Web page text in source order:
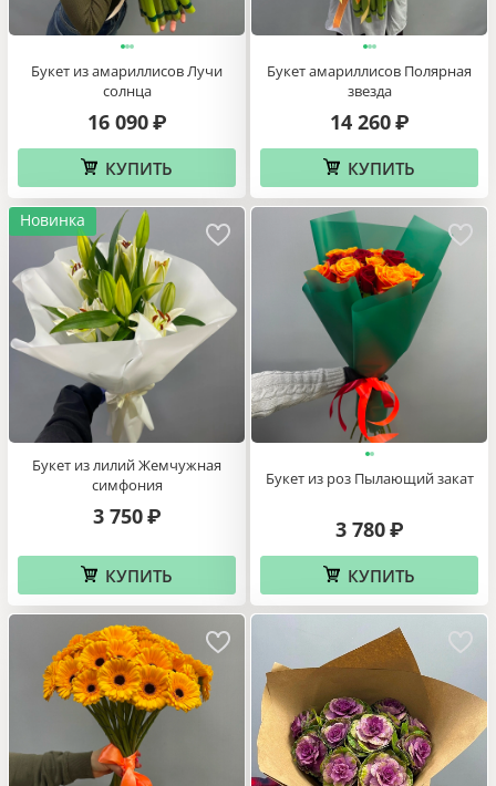
Букет из амариллисов Лучи
солнца
16 090 ₽
КУПИТЬ
Букет амариллисов Полярная
звезда
14 260 ₽
КУПИТЬ
Новинка
Букет из лилий Жемчужная
симфония
3 750 ₽
КУПИТЬ
Букет из роз Пылающий закат
3 780 ₽
КУПИТЬ